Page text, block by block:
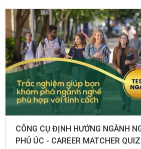
CÔNG CỤ ĐỊNH HƯỚNG NGÀNH
PHỦ ÚC - CAREER MATCHER QUIZ